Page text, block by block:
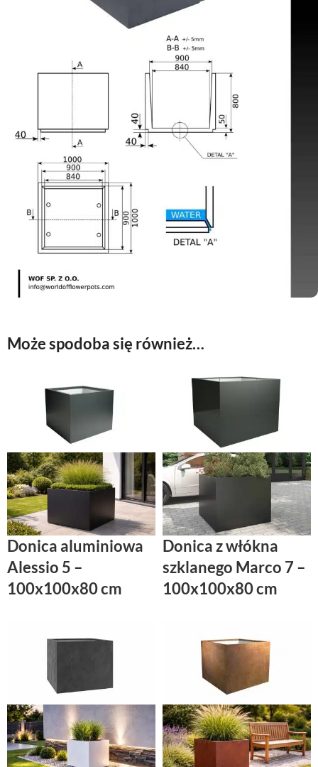
Może spodoba się również…
Donica aluminiowa
Alessio 5 –
100x100x80 cm
Donica z włókna
szklanego Marco 7 –
100x100x80 cm